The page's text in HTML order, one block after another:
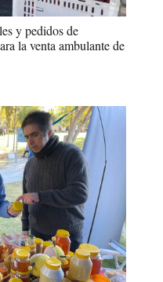
y pedidos de
la venta ambulante de